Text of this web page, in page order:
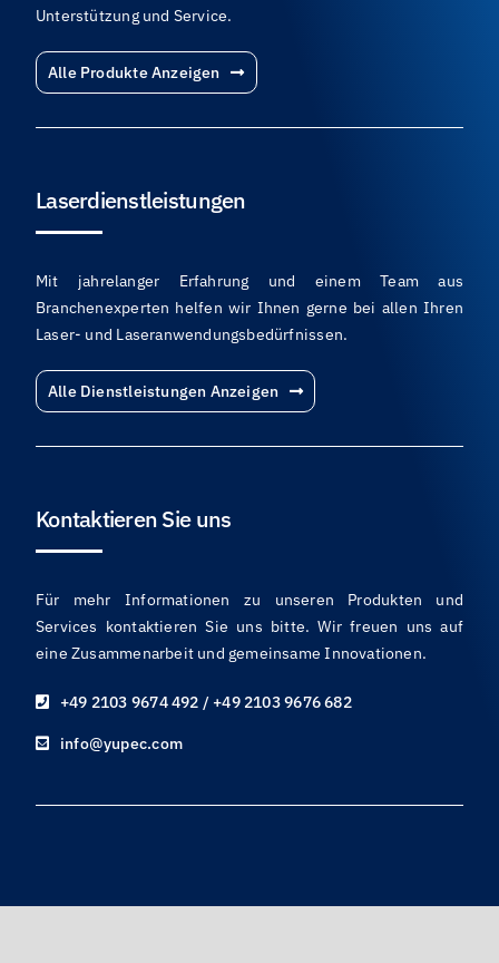
Unterstützung und Service.
Alle Produkte Anzeigen
Laserdienstleistungen
Mit jahrelanger Erfahrung und einem Team aus
Branchenexperten helfen wir Ihnen gerne bei allen Ihren
Laser- und Laseranwendungsbedürfnissen.
Alle Dienstleistungen Anzeigen
Kontaktieren Sie uns
Für mehr Informationen zu unseren Produkten und
Services kontaktieren Sie uns bitte. Wir freuen uns auf
eine Zusammenarbeit und gemeinsame Innovationen.
+49 2103 9674 492 / +49 2103 9676 682
info@yupec.com